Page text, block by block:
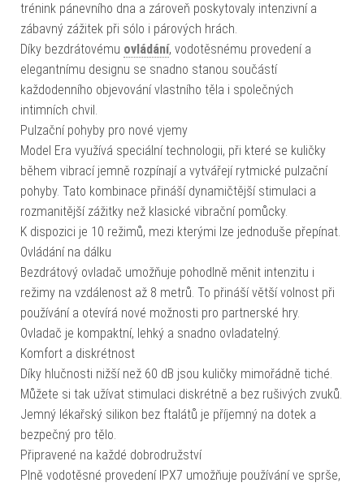
trénink pánevního dna a zároveň poskytovaly intenzivní a
zábavný zážitek při sólo i párových hrách.
Díky bezdrátovému ovládání, vodotěsnému provedení a
elegantnímu designu se snadno stanou součástí
každodenního objevování vlastního těla i společných
intimních chvil.
Pulzační pohyby pro nové vjemy
Model Era využívá speciální technologii, při které se kuličky
během vibrací jemně rozpínají a vytvářejí rytmické pulzační
pohyby. Tato kombinace přináší dynamičtější stimulaci a
rozmanitější zážitky než klasické vibrační pomůcky.
K dispozici je 10 režimů, mezi kterými lze jednoduše přepínat.
Ovládání na dálku
Bezdrátový ovladač umožňuje pohodlně měnit intenzitu i
režimy na vzdálenost až 8 metrů. To přináší větší volnost při
používání a otevírá nové možnosti pro partnerské hry.
Ovladač je kompaktní, lehký a snadno ovladatelný.
Komfort a diskrétnost
Díky hlučnosti nižší než 60 dB jsou kuličky mimořádně tiché.
Můžete si tak užívat stimulaci diskrétně a bez rušivých zvuků.
Jemný lékařský silikon bez ftalátů je příjemný na dotek a
bezpečný pro tělo.
Připravené na každé dobrodružství
Plně vodotěsné provedení IPX7 umožňuje používání ve sprše,